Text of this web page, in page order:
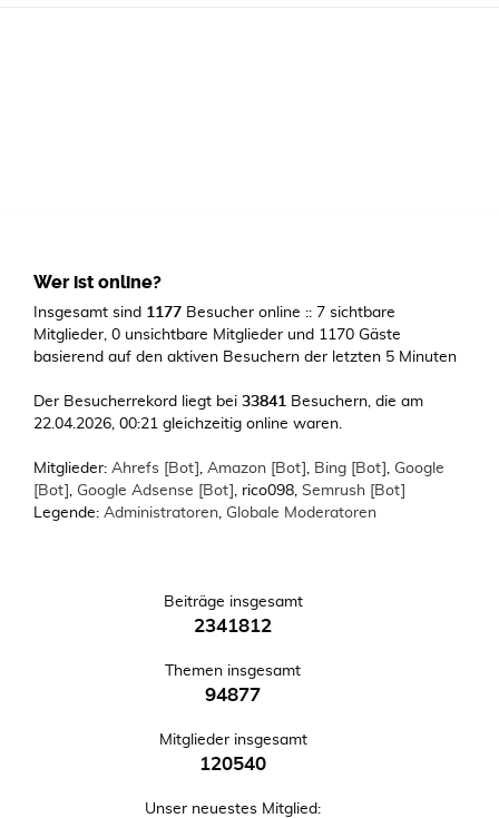
Wer ist online?
Insgesamt sind 1177 Besucher online :: 7 sichtbare
Mitglieder, 0 unsichtbare Mitglieder und 1170 Gäste
basierend auf den aktiven Besuchern der letzten 5 Minuten
Der Besucherrekord liegt bei 33841 Besuchern, die am
22.04.2026, 00:21 gleichzeitig online waren.
Mitglieder: Ahrefs [Bot] , Amazon [Bot] , Bing [Bot] , Google
[Bot] , Google Adsense [Bot] , rico098, Semrush [Bot]
Legende: Administratoren, Globale Moderatoren
Beiträge insgesamt
2341812
Themen insgesamt
94877
Mitglieder insgesamt
120540
Unser neuestes Mitglied: